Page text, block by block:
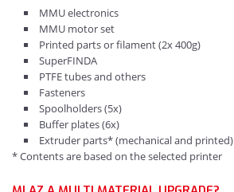
MMU electronics
MMU motor set
Printed parts or filament (2x 400g)
SuperFINDA
PTFE tubes and others
Fasteners
Spoolholders (5x)
Buffer plates (6x)
Extruder parts* (mechanical and printed)
* Contents are based on the selected printer